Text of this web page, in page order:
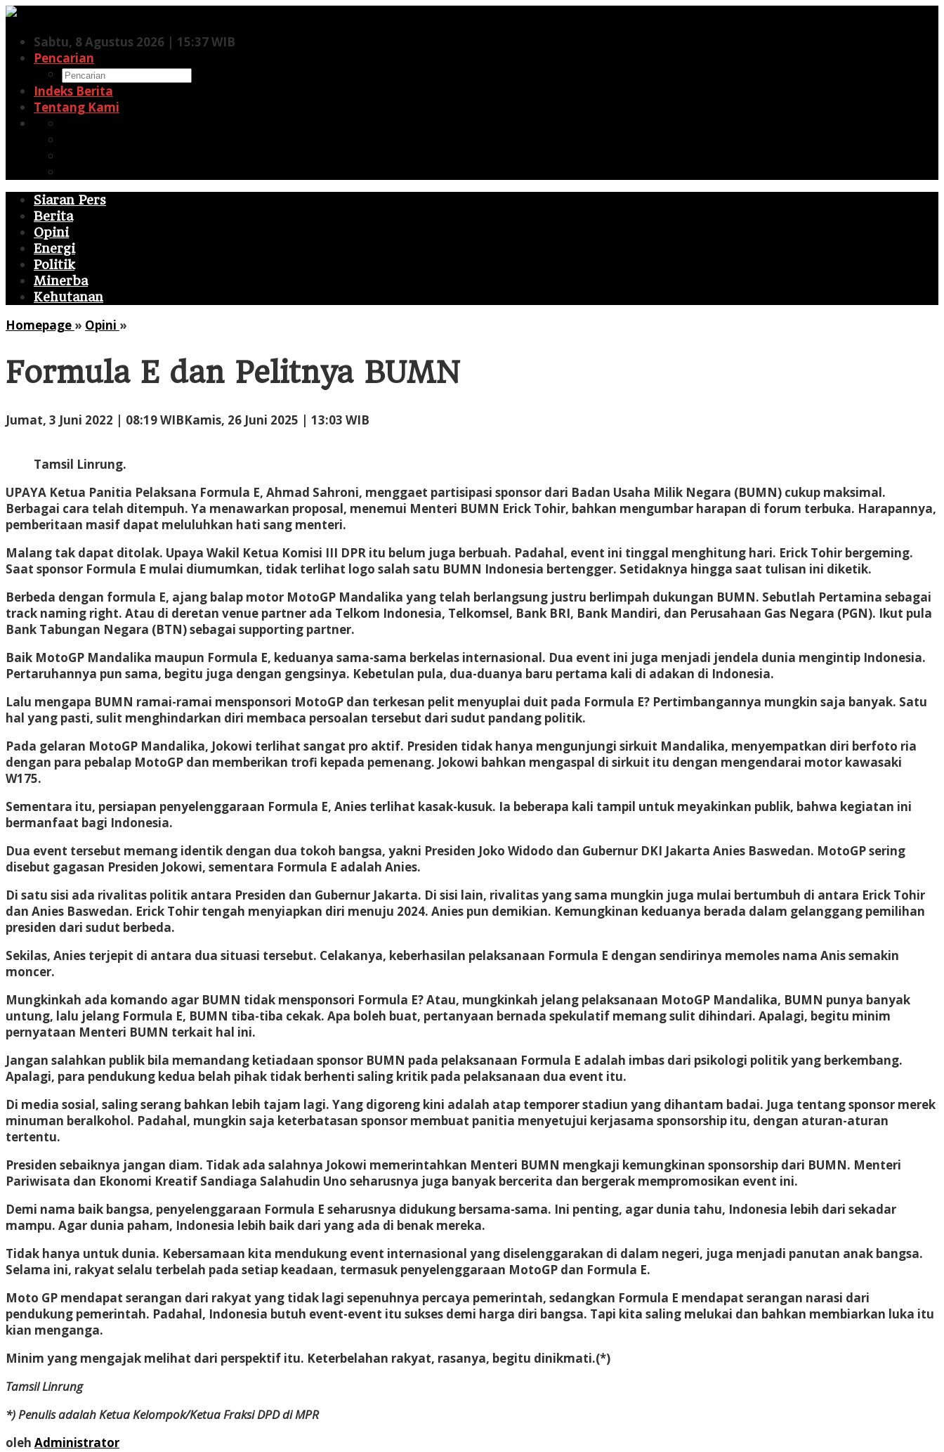
Lewati
kontenSabtu, 8 Agustus 2026 | 15:37 WIB
Pencarian
Indeks Berita
Tentang Kami
Siaran Pers
Berita
Opini
Energi
Politik
Minerba
Kehutanan
Homepage » Opini »
dan
Pelitnya
Formula E dan Pelitnya BUMN
Jumat, 3 Juni 2022 | 08:19 WIBKamis, 26 Juni 2025 | 13:03 WIB
Tamsil Linrung.
UPAYA Ketua Panitia Pelaksana Formula E, Ahmad Sahroni, menggaet partisipasi sponsor dari Badan Usaha Milik Negara (BUMN) cukup maksimal.
Berbagai cara telah ditempuh. Ya menawarkan proposal, menemui Menteri BUMN Erick Tohir, bahkan mengumbar harapan di forum terbuka. Harapannya,
pemberitaan masif dapat meluluhkan hati sang menteri.
Malang tak dapat ditolak. Upaya Wakil Ketua Komisi III DPR itu belum juga berbuah. Padahal, event ini tinggal menghitung hari. Erick Tohir bergeming.
Saat sponsor Formula E mulai diumumkan, tidak terlihat logo salah satu BUMN Indonesia bertengger. Setidaknya hingga saat tulisan ini diketik.
Berbeda dengan formula E, ajang balap motor MotoGP Mandalika yang telah berlangsung justru berlimpah dukungan BUMN. Sebutlah Pertamina sebagai
track naming right. Atau di deretan venue partner ada Telkom Indonesia, Telkomsel, Bank BRI, Bank Mandiri, dan Perusahaan Gas Negara (PGN). Ikut pula
Bank Tabungan Negara (BTN) sebagai supporting partner.
Baik MotoGP Mandalika maupun Formula E, keduanya sama-sama berkelas internasional. Dua event ini juga menjadi jendela dunia mengintip Indonesia.
Pertaruhannya pun sama, begitu juga dengan gengsinya. Kebetulan pula, dua-duanya baru pertama kali di adakan di Indonesia.
Lalu mengapa BUMN ramai-ramai mensponsori MotoGP dan terkesan pelit menyuplai duit pada Formula E? Pertimbangannya mungkin saja banyak. Satu
hal yang pasti, sulit menghindarkan diri membaca persoalan tersebut dari sudut pandang politik.
Pada gelaran MotoGP Mandalika, Jokowi terlihat sangat pro aktif. Presiden tidak hanya mengunjungi sirkuit Mandalika, menyempatkan diri berfoto ria
dengan para pebalap MotoGP dan memberikan trofi kepada pemenang. Jokowi bahkan mengaspal di sirkuit itu dengan mengendarai motor kawasaki
W175.
Sementara itu, persiapan penyelenggaraan Formula E, Anies terlihat kasak-kusuk. Ia beberapa kali tampil untuk meyakinkan publik, bahwa kegiatan ini
bermanfaat bagi Indonesia.
Dua event tersebut memang identik dengan dua tokoh bangsa, yakni Presiden Joko Widodo dan Gubernur DKI Jakarta Anies Baswedan. MotoGP sering
disebut gagasan Presiden Jokowi, sementara Formula E adalah Anies.
Di satu sisi ada rivalitas politik antara Presiden dan Gubernur Jakarta. Di sisi lain, rivalitas yang sama mungkin juga mulai bertumbuh di antara Erick Tohir
dan Anies Baswedan. Erick Tohir tengah menyiapkan diri menuju 2024. Anies pun demikian. Kemungkinan keduanya berada dalam gelanggang pemilihan
presiden dari sudut berbeda.
Sekilas, Anies terjepit di antara dua situasi tersebut. Celakanya, keberhasilan pelaksanaan Formula E dengan sendirinya memoles nama Anis semakin
moncer.
Mungkinkah ada komando agar BUMN tidak mensponsori Formula E? Atau, mungkinkah jelang pelaksanaan MotoGP Mandalika, BUMN punya banyak
untung, lalu jelang Formula E, BUMN tiba-tiba cekak. Apa boleh buat, pertanyaan bernada spekulatif memang sulit dihindari. Apalagi, begitu minim
pernyataan Menteri BUMN terkait hal ini.
Jangan salahkan publik bila memandang ketiadaan sponsor BUMN pada pelaksanaan Formula E adalah imbas dari psikologi politik yang berkembang.
Apalagi, para pendukung kedua belah pihak tidak berhenti saling kritik pada pelaksanaan dua event itu.
Di media sosial, saling serang bahkan lebih tajam lagi. Yang digoreng kini adalah atap temporer stadiun yang dihantam badai. Juga tentang sponsor merek
minuman beralkohol. Padahal, mungkin saja keterbatasan sponsor membuat panitia menyetujui kerjasama sponsorship itu, dengan aturan-aturan
tertentu.
Presiden sebaiknya jangan diam. Tidak ada salahnya Jokowi memerintahkan Menteri BUMN mengkaji kemungkinan sponsorship dari BUMN. Menteri
Pariwisata dan Ekonomi Kreatif Sandiaga Salahudin Uno seharusnya juga banyak bercerita dan bergerak mempromosikan event ini.
Demi nama baik bangsa, penyelenggaraan Formula E seharusnya didukung bersama-sama. Ini penting, agar dunia tahu, Indonesia lebih dari sekadar
mampu. Agar dunia paham, Indonesia lebih baik dari yang ada di benak mereka.
Tidak hanya untuk dunia. Kebersamaan kita mendukung event internasional yang diselenggarakan di dalam negeri, juga menjadi panutan anak bangsa.
Selama ini, rakyat selalu terbelah pada setiap keadaan, termasuk penyelenggaraan MotoGP dan Formula E.
Moto GP mendapat serangan dari rakyat yang tidak lagi sepenuhnya percaya pemerintah, sedangkan Formula E mendapat serangan narasi dari
pendukung pemerintah. Padahal, Indonesia butuh event-event itu sukses demi harga diri bangsa. Tapi kita saling melukai dan bahkan membiarkan luka itu
kian menganga.
Minim yang mengajak melihat dari perspektif itu. Keterbelahan rakyat, rasanya, begitu dinikmati.(*)
Tamsil Linrung
*) Penulis adalah Ketua Kelompok/Ketua Fraksi DPD di MPR
oleh Administrator